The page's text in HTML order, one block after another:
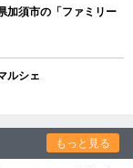
加須市の「ファミリー
ルシェ
もっと見る